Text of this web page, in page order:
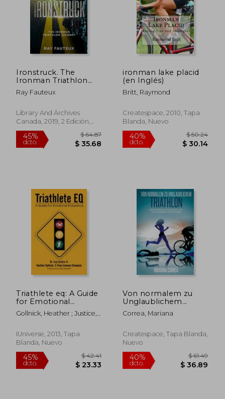
dcto. $ 21.99 dcto.
Ironstruck. The
Ironman Triathlon
Journey: Revised,
Updated Second
Ray Fauteux
Library And Ärchives
Canada, 2019, 2 Edición,
Tapa Blanda, Nuevo
ironman lake placid
(en Inglés)
Britt, Raymond
Createspace, 2010, Tapa
Blanda, Nuevo
Triathlete eq: A Guide
for Emotional
Endurance (en Inglés)
Gollnick, Heather ; Justice,
IUniverse, 2013, Tapa
Blanda, Nuevo
Von normalem zu
Unglaublichem
Triathlon: Eine
komplette Anleitung
Ergebnisse (en
Alemán)
Correa, Mariana
Createspace, Tapa Blanda,
Nuevo